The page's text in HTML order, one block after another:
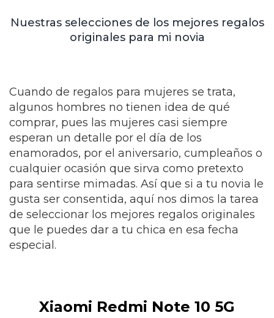
Nuestras selecciones de los mejores regalos
originales para mi novia
Cuando de regalos para mujeres se trata,
algunos hombres no tienen idea de qué
comprar, pues las mujeres casi siempre
esperan un detalle por el día de los
enamorados, por el aniversario, cumpleaños o
cualquier ocasión que sirva como pretexto
para sentirse mimadas. Así que si a tu novia le
gusta ser consentida, aquí nos dimos la tarea
de seleccionar los mejores regalos originales
que le puedes dar a tu chica en esa fecha
especial.
Xiaomi Redmi Note 10 5G